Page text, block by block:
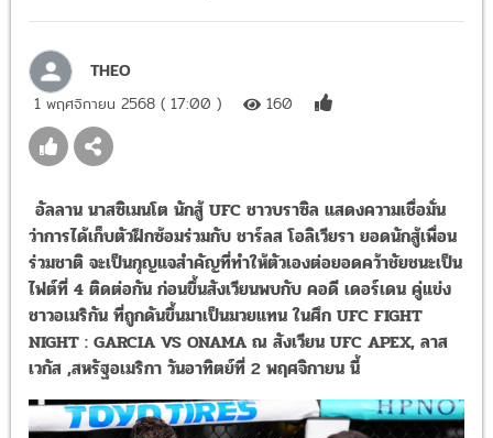
THEO
1 พฤศจิกายน 2568 ( 17:00 ) 160
อัลลาน นาสซิเมนโต นักสู้ UFC ชาวบราซิล แสดงความเชื่อมั่น
ว่าการได้เก็บตัวฝึกซ้อมร่วมกับ ชาร์ลส โอลิเวียรา ยอดนักสู้เพื่อน
ร่วมชาติ จะเป็นกุญแจสำคัญที่ทำให้ตัวเองต่อยอดคว้าชัยชนะเป็น
ไฟต์ที่ 4 ติดต่อกัน ก่อนขึ้นสังเวียนพบกับ คอดี เดอร์เดน คู่แข่ง
ชาวอเมริกัน ที่ถูกดันขึ้นมาเป็นมวยแทน ในศึก UFC FIGHT
NIGHT : GARCIA VS ONAMA ณ สังเวียน UFC APEX, ลาส
เวกัส ,สหรัฐอเมริกา วันอาทิตย์ที่ 2 พฤศจิกายน นี้